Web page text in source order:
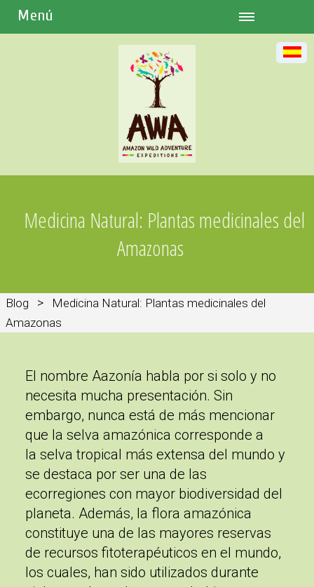
Menú
Medicina Natural: Plantas medicinales del
Amazonas
Blog >
Medicina Natural: Plantas medicinales del
Amazonas
El nombre Aazonía habla por si solo y no
necesita mucha presentación. Sin
embargo, nunca está de más mencionar
que la selva amazónica corresponde a
la selva tropical más extensa del mundo y
se destaca por ser una de las
ecorregiones con mayor biodiversidad del
planeta. Además, la flora amazónica
constituye una de las mayores reservas
de recursos fitoterapéuticos en el mundo,
los cuales, han sido utilizados durante